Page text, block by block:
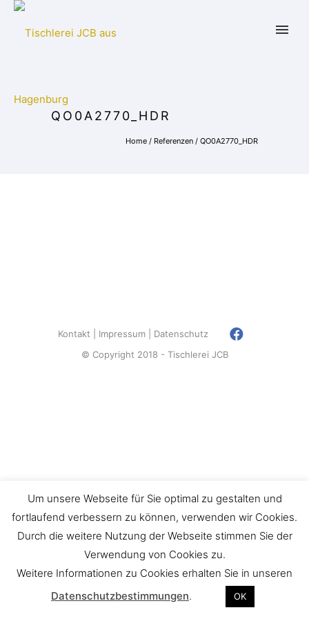
QO0A2770_HDR
Home / Referenzen / QO0A2770_HDR
Kontakt Impressum
Datenschutz
© Copyright 2018 - Tischlerei JCB
Um unsere Webseite für Sie optimal zu gestalten und
fortlaufend verbessern zu können, verwenden wir Cookies.
Durch die weitere Nutzung der Webseite stimmen Sie der
Verwendung von Cookies zu.
Weitere Informationen zu Cookies erhalten Sie in unseren
Datenschutzbestimmungen. OK